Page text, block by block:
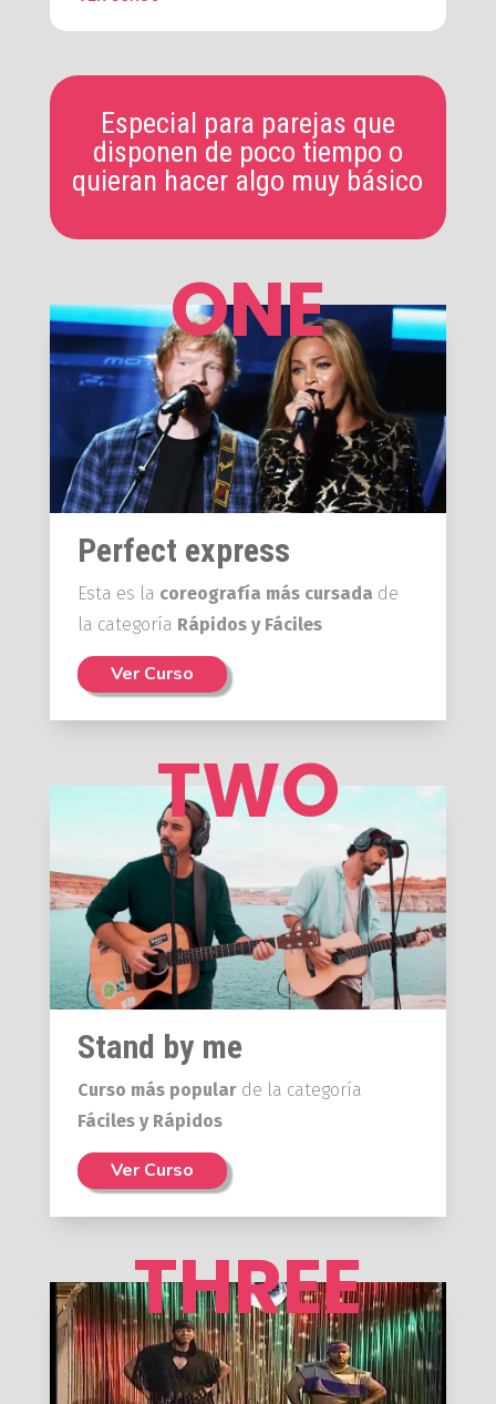
Especial para parejas que
disponen de poco tiempo o
quieran hacer algo muy básico
ONE
Perfect express
Esta es la coreografía más cursada de
la categoría Rápidos y Fáciles
Ver Curso
TWO
Stand by me
Curso más popularde la categoría
Fáciles y Rápidos
Ver Curso
THREE